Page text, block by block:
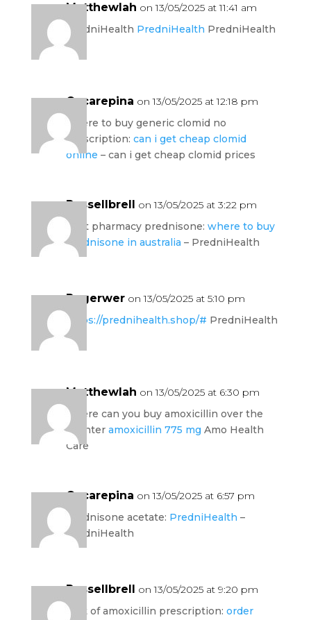
Matthewlah on 13/05/2025 at 11:41 am
PredniHealth PredniHealth PredniHealth
Oscarepina on 13/05/2025 at 12:18 pm
where to buy generic clomid no
prescription: can i get cheap clomid
online – can i get cheap clomid prices
Russellbrell on 13/05/2025 at 3:22 pm
best pharmacy prednisone: where to buy
prednisone in australia – PredniHealth
Rogerwer on 13/05/2025 at 5:10 pm
https://prednihealth.shop/# PredniHealth
Matthewlah on 13/05/2025 at 6:30 pm
where can you buy amoxicillin over the
counter amoxicillin 775 mg Amo Health
Care
Oscarepina on 13/05/2025 at 6:57 pm
prednisone acetate: PredniHealth –
PredniHealth
Russellbrell on 13/05/2025 at 9:20 pm
cost of amoxicillin prescription: order